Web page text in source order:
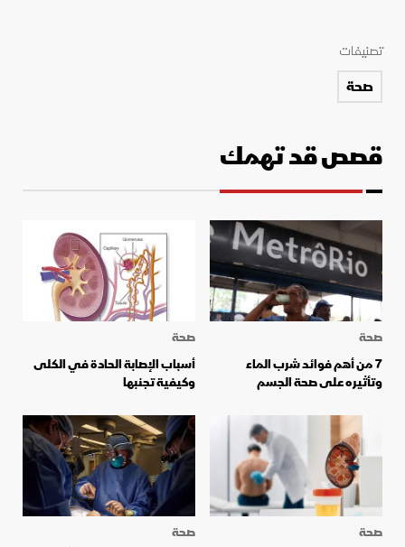
تصنيفات
صحة
قصص قد تهمك
صحة
7 من أهم فوائد شرب الماء
وتأثيره على صحة الجسم
صحة
أسباب الإصابة الحادة في الكلى
وكيفية تجنبها
صحة
صحة